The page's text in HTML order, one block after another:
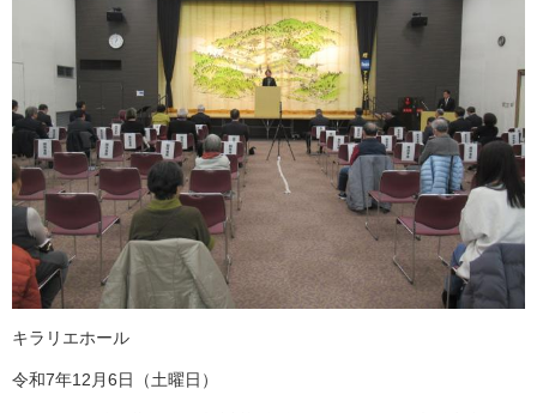
キラリエホール
令和7年12月6日（土曜日）